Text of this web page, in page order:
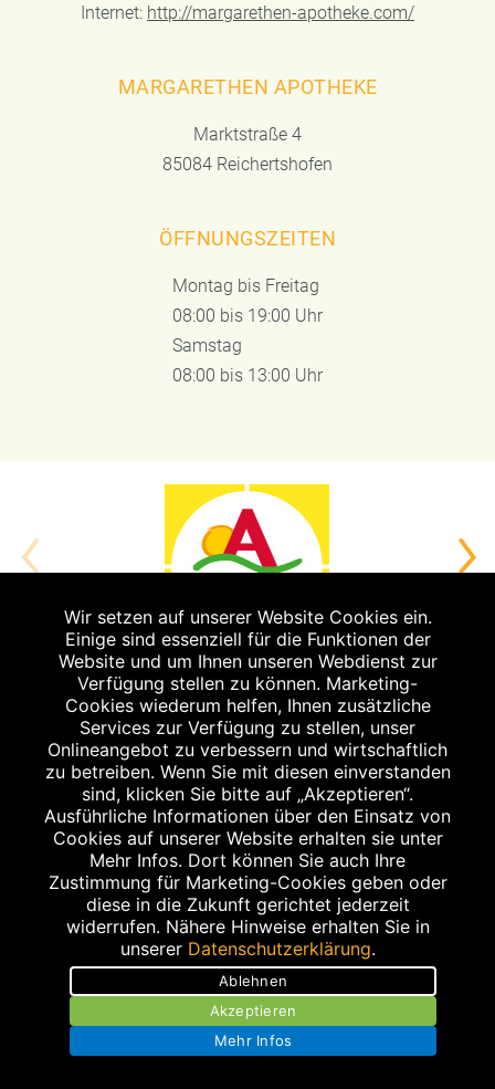
Internet: http://margarethen-apotheke.com/
MARGARETHEN APOTHEKE
Marktstraße 4
85084 Reichertshofen
ÖFFNUNGSZEITEN
Montag bis Freitag
08:00 bis 19:00 Uhr
Samstag
08:00 bis 13:00 Uhr
Stellenangebote
Impressum
Datenschutz
Barrierefreiheit
AGB
Kontakt
Wir setzen auf unserer Website Cookies ein.
Einige sind essenziell für die Funktionen der
Website und um Ihnen unseren Webdienst zur
Verfügung stellen zu können. Marketing-
Cookies wiederum helfen, Ihnen zusätzliche
Services zur Verfügung zu stellen, unser
Onlineangebot zu verbessern und wirtschaftlich
zu betreiben. Wenn Sie mit diesen einverstanden
sind, klicken Sie bitte auf „Akzeptieren“.
Ausführliche Informationen über den Einsatz von
Cookies auf unserer Website erhalten sie unter
Mehr Infos. Dort können Sie auch Ihre
Zustimmung für Marketing-Cookies geben oder
diese in die Zukunft gerichtet jederzeit
widerrufen. Nähere Hinweise erhalten Sie in
unserer Datenschutzerklärung.
Ablehnen
Akzeptieren
Mehr Infos